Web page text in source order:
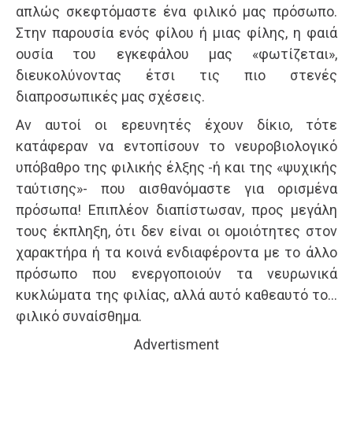
απλώς σκεφτόμαστε ένα φιλικό μας πρόσωπο.
Στην παρουσία ενός φίλου ή μιας φίλης, η φαιά
ουσία του εγκεφάλου μας «φωτίζεται»,
διευκολύνοντας έτσι τις πιο στενές
διαπροσωπικές μας σχέσεις.
Αν αυτοί οι ερευνητές έχουν δίκιο, τότε
κατάφεραν να εντοπίσουν το νευροβιολογικό
υπόβαθρο της φιλικής έλξης -ή και της «ψυχικής
ταύτισης»- που αισθανόμαστε για ορισμένα
πρόσωπα! Επιπλέον διαπίστωσαν, προς μεγάλη
τους έκπληξη, ότι δεν είναι οι ομοιότητες στον
χαρακτήρα ή τα κοινά ενδιαφέροντα με το άλλο
πρόσωπο που ενεργοποιούν τα νευρωνικά
κυκλώματα της φιλίας, αλλά αυτό καθεαυτό το…
φιλικό συναίσθημα.
Advertisment